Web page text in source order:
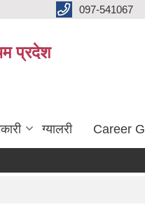
097-541067
प्रदेश
ग्यालरी Career